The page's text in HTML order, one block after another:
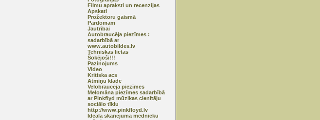
Filmu apraksti un recenzijas
Apskati
Prožektoru gaismā
Pārdomām
Jautrībai
Autobraucēja piezīmes :
sadarbībā ar
www.autobildes.lv
Tehniskas lietas
Šokējoši!!!
Paziņojums
Video
Kritiska acs
Atmiņu klade
Velobraucēja piezīmes
Melomāna piezīmes sadarbībā
ar Pinkflyd mūzikas cienītāju
sociālo tīklu
http://www.pinkfloyd.lv
Ideālā skanējuma mednieku